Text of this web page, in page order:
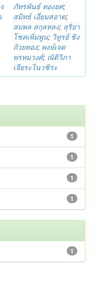
ภัทรพันธ์ ทองยศ;
สมิทธ์ เอี่ยมสอาด;
สมพล สกุลหลง; สุริยา
โชคเพิ่มพูน; วิทูรย์ ชิง
ถ้วยทอง; พงษ์เจต
พรหมวงศ์; ณัติวิภา
เจียระไนวชิระ
1
1
1
1
1